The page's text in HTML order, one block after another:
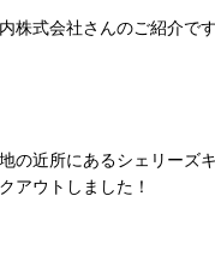
株式会社さんのご紹介です
の近所にあるシェリーズ
アウトしました！